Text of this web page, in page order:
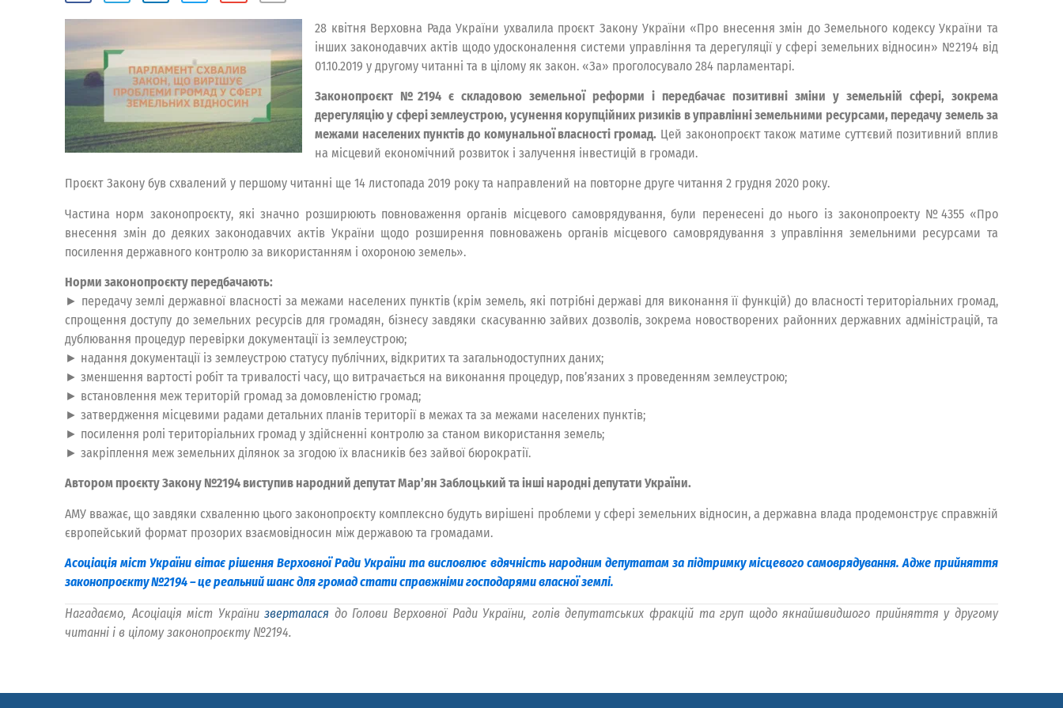
28 квітня Верховна Рада України ухвалила проєкт Закону України «Про внесення змін до Земельного кодексу України та
інших законодавчих актів щодо удосконалення системи управління та дерегуляції у сфері земельних відносин» №2194 від
01.10.2019 у другому читанні та в цілому як закон. «За» проголосувало 284 парламентарі.
Законопроєкт №2194 є складовою земельної реформи і передбачає позитивні зміни у земельній сфері, зокрема
дерегуляцію у сфері землеустрою, усунення корупційних ризиків в управлінні земельними ресурсами, передачу земель за
межами населених пунктів до комунальної власності громад. Цей законопроєкт також матиме суттєвий позитивний вплив
на місцевий економічний розвиток і залучення інвестицій в громади.
Проєкт Закону був схвалений у першому читанні ще 14 листопада 2019 року та направлений на повторне друге читання 2 грудня 2020 року.
Частина норм законопроєкту, які значно розширюють повноваження органів місцевого самоврядування, були перенесені до нього із законопроекту №4355 «Про
внесення змін до деяких законодавчих актів України щодо розширення повноважень органів місцевого самоврядування з управління земельними ресурсами та
посилення державного контролю за використанням і охороною земель».
Норми законопроєкту передбачають:
► передачу землі державної власності за межами населених пунктів (крім земель, які потрібні державі для виконання її функцій) до власності територіальних громад,
спрощення доступу до земельних ресурсів для громадян, бізнесу завдяки скасуванню зайвих дозволів, зокрема новостворених районних державних адміністрацій, та
дублювання процедур перевірки документації із землеустрою;
► надання документації із землеустрою статусу публічних, відкритих та загальнодоступних даних;
► зменшення вартості робіт та тривалості часу, що витрачається на виконання процедур, пов’язаних з проведенням землеустрою;
► встановлення меж територій громад за домовленістю громад;
► затвердження місцевими радами детальних планів території в межах та за межами населених пунктів;
► посилення ролі територіальних громад у здійсненні контролю за станом використання земель;
► закріплення меж земельних ділянок за згодою їх власників без зайвої бюрократії.
Автором проєкту Закону №2194 виступив народний депутат Мар’ян Заблоцький та інші народні депутати України.
АМУ вважає, що завдяки схваленню цього законопроєкту комплексно будуть вирішені проблеми у сфері земельних відносин, а державна влада продемонструє справжній
європейський формат прозорих взаємовідносин між державою та громадами.
Асоціація міст України вітає рішення Верховної Ради України та висловлює вдячність народним депутатам за підтримку місцевого самоврядування. Адже прийняття
законопроєкту №2194 – це реальний шанс для громад стати справжніми господарями власної землі.
Нагадаємо, Асоціація міст Українизверталася до Голови Верховної Ради України, голів депутатських фракцій та груп щодо якнайшвидшого прийняття у другому
читанні і в цілому законопроєкту №2194.